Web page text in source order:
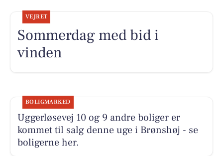
VEJRET
Sommerdag med bid i
vinden
BOLIGMARKED
Uggerløsevej 10 og 9 andre boliger er
kommet til salg denne uge i Brønshøj - se
boligerne her.